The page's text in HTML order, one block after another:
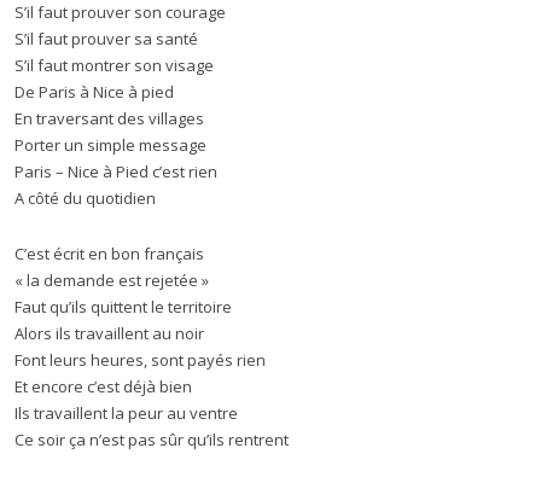
S’il faut prouver son courage
S’il faut prouver sa santé
S’il faut montrer son visage
De Paris à Nice à pied
En traversant des villages
Porter un simple message
Paris – Nice à Pied c’est rien
A côté du quotidien
C’est écrit en bon français
« la demande est rejetée »
Faut qu’ils quittent le territoire
Alors ils travaillent au noir
Font leurs heures, sont payés rien
Et encore c’est déjà bien
Ils travaillent la peur au ventre
Ce soir ça n’est pas sûr qu’ils rentrent